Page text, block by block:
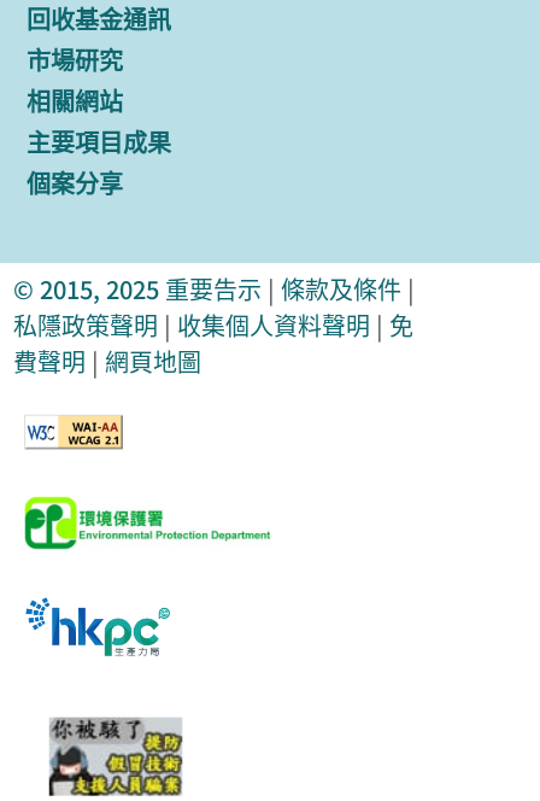
回收基金通訊
市場研究
相關網站
主要項目成果
個案分享
© 2015, 2025 重要告示 | 條款及條件 |
私隱政策聲明 | 收集個人資料聲明 | 免
費聲明 | 網頁地圖